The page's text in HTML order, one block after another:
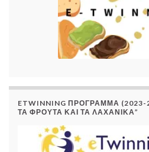
ETWINNING ΠΡΌΓΡΑΜΜΑ (2023-
ΤΑ ΦΡΟΎΤΑ ΚΑΙ ΤΑ ΛΑΧΑΝΙΚΆ”